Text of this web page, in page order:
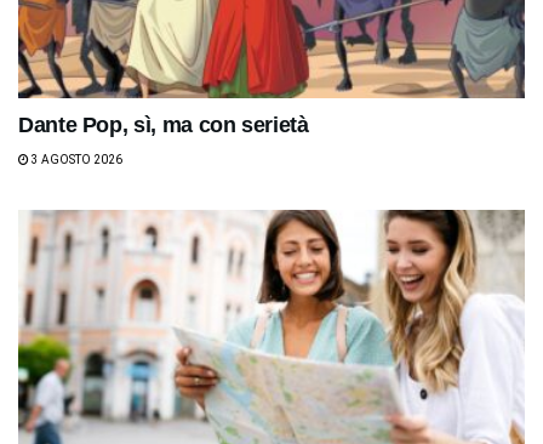
Dante Pop, sì, ma con serietà
3 AGOSTO 2026